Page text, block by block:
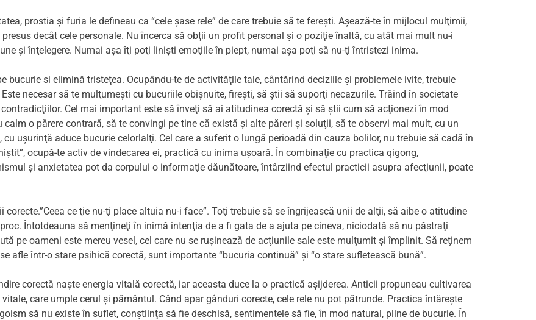
prostia şi furia le defineau ca “cele şase rele” de care trebuie să te fereşti. Aşează-te în mijlocul mulţimii,
decât cele personale. Nu încerca să obţii un profit personal şi o poziţie înaltă, cu atât mai mult nu-i
şi înţelegere. Numai aşa îţi poţi linişti emoţiile în piept, numai aşa poţi să nu-ţi întristezi inima.
bucurie si elimină tristeţea. Ocupându-te de activităţile tale, cântărind deciziile şi problemele ivite, trebuie
necesar să te mulţumeşti cu bucuriile obişnuite, fireşti, să ştii să suporţi necazurile. Trăind în societate
Cel mai important este să înveţi să ai atitudinea corectă şi să ştii cum să acţionezi în mod
o părere contrară, să te convingi pe tine că există şi alte păreri şi soluţii, să te observi mai mult, cu un
uşurinţă aduce bucurie celorlalţi. Cel care a suferit o lungă perioadă din cauza bolilor, nu trebuie să cadă în
ocupă-te activ de vindecarea ei, practică cu inima uşoară. În combinaţie cu practica qigong,
şi anxietatea pot da corpului o informaţie dăunătoare, întârziind efectul practicii asupra afecţiunii, poate
ce ţie nu-ţi place altuia nu-i face”. Toţi trebuie să se îngrijească unii de alţii, să aibe o atitudine
Întotdeauna să menţineţi în inimă intenţia de a fi gata de a ajuta pe cineva, niciodată să nu păstraţi
pe oameni este mereu vesel, cel care nu se ruşinează de acţiunile sale este mulţumit şi împlinit. Să reţinem
afle într-o stare psihică corectă, sunt importante “bucuria continuă” şi “o stare sufletească bună”.
corectă naşte energia vitală corectă, iar aceasta duce la o practică aşijderea. Anticii propuneau cultivarea
care umple cerul şi pământul. Când apar gânduri corecte, cele rele nu pot pătrunde. Practica întăreşte
să nu existe în suflet, conştiinţa să fie deschisă, sentimentele să fie, în mod natural, pline de bucurie. În